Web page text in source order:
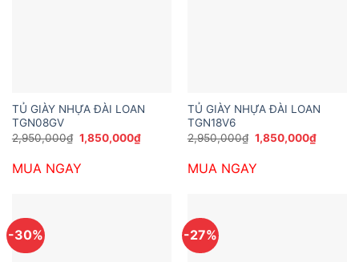
TỦ GIÀY NHỰA ĐÀI LOAN
TGN08GV
2,950,000₫ Giá
gốc
2,950,000₫.
1,850,000₫Giá
hiện
MUA NGAY
TỦ GIÀY NHỰA ĐÀI LOAN
TGN18V6
2,950,000₫ Giá
gốc
2,950,000₫.
1,850,000₫Giá
hiện
MUA NGAY
-30% -27%